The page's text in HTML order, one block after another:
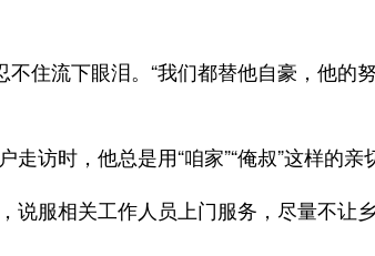
住流下眼泪。“我们都替他自豪，他的
访时，他总是用“咱家”“俺叔”这样的亲
服相关工作人员上门服务，尽量不让